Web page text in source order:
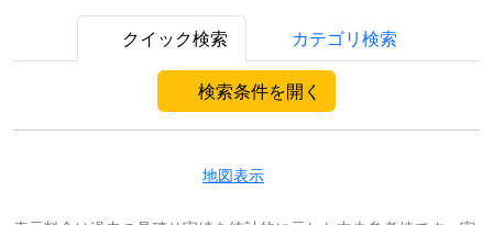
クイック検索 カテゴリ検索
検索条件を開く
地図表示